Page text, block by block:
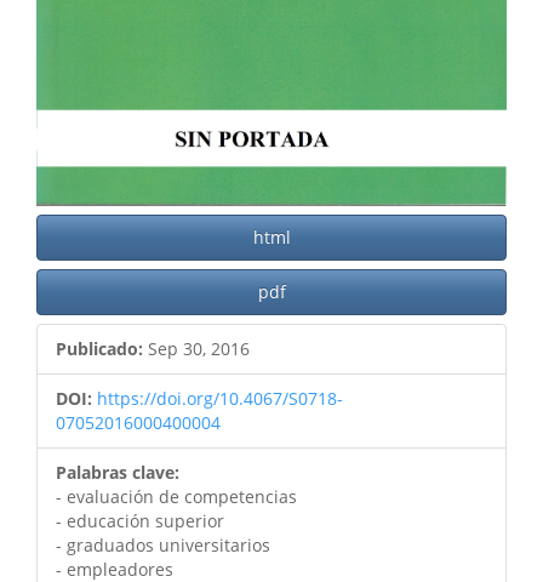
html
pdf
Publicado: Sep 30, 2016
DOI: https://doi.org/10.4067/S0718-
07052016000400004
Palabras clave:
- evaluación de competencias
- educación superior
- graduados universitarios
- empleadores